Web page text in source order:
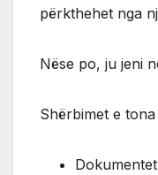
përkthehet nga
Nëse po, ju jeni
Shërbimet e